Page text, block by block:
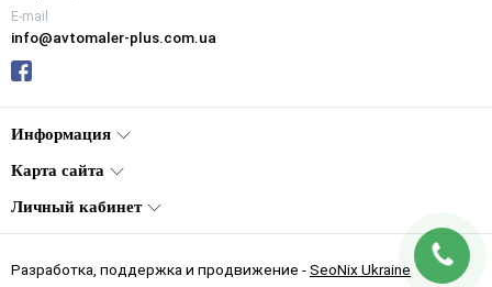
E-mail
info@avtomaler-plus.com.ua
Информация
Карта сайта
Личный кабинет
Разработка, поддержка и продвижение -SeoNix Ukraine